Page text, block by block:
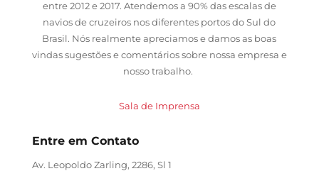
entre 2012 e 2017. Atendemos a 90% das escalas de
navios de cruzeiros nos diferentes portos do Sul do
Brasil. Nós realmente apreciamos e damos as boas
vindas sugestões e comentários sobre nossa empresa e
nosso trabalho.
Sala de Imprensa
Entre em Contato
Av. Leopoldo Zarling, 2286, Sl 1